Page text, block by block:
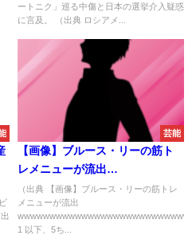
ートニク」巡る中傷と日本の選挙介入疑惑
に言及。 （出典 ロシアメ...
芸能
【画像】ブルース・リーの筋ト
レメニューが流出
（出典 【画像】ブルース・リーの筋トレ
メニューが流出
1 以下、5ち...